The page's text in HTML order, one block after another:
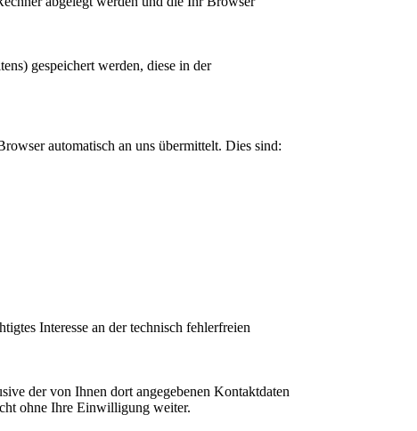
gespeichert werden, diese in der
automatisch an uns übermittelt. Dies sind:
Interesse an der technisch fehlerfreien
der von Ihnen dort angegebenen Kontaktdaten
ohne Ihre Einwilligung weiter.